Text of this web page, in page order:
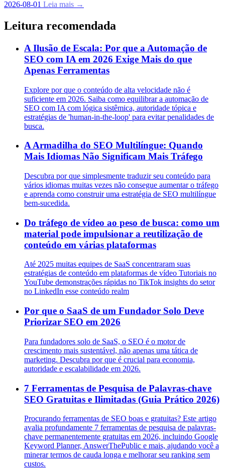
2026-08-01 Leia mais →
Leitura recomendada
A Ilusão de Escala: Por que a Automação de
SEO com IA em 2026 Exige Mais do que
Apenas Ferramentas
Explore por que o conteúdo de alta velocidade não é
suficiente em 2026. Saiba como equilibrar a automação de
SEO com IA com lógica sistêmica, autoridade tópica e
estratégias de 'human-in-the-loop' para evitar penalidades de
busca.
A Armadilha do SEO Multilíngue: Quando
Mais Idiomas Não Significam Mais Tráfego
Descubra por que simplesmente traduzir seu conteúdo para
vários idiomas muitas vezes não consegue aumentar o tráfego
e aprenda como construir uma estratégia de SEO multilíngue
bem-sucedida.
Do tráfego de vídeo ao peso de busca: como um
material pode impulsionar a reutilização de
conteúdo em várias plataformas
Até 2025 muitas equipes de SaaS concentraram suas
estratégias de conteúdo em plataformas de vídeo Tutoriais no
YouTube demonstrações rápidas no TikTok insights do setor
no LinkedIn esse conteúdo realm
Por que o SaaS de um Fundador Solo Deve
Priorizar SEO em 2026
Para fundadores solo de SaaS, o SEO é o motor de
crescimento mais sustentável, não apenas uma tática de
marketing. Descubra por que é crucial para economia,
autoridade e escalabilidade em 2026.
7 Ferramentas de Pesquisa de Palavras-chave
SEO Gratuitas e Ilimitadas (Guia Prático 2026)
Procurando ferramentas de SEO boas e gratuitas? Este artigo
avalia profundamente 7 ferramentas de pesquisa de palavras-
chave permanentemente gratuitas em 2026, incluindo Google
Keyword Planner, AnswerThePublic e mais, ajudando você a
minerar termos de cauda longa e melhorar seu ranking sem
custos.